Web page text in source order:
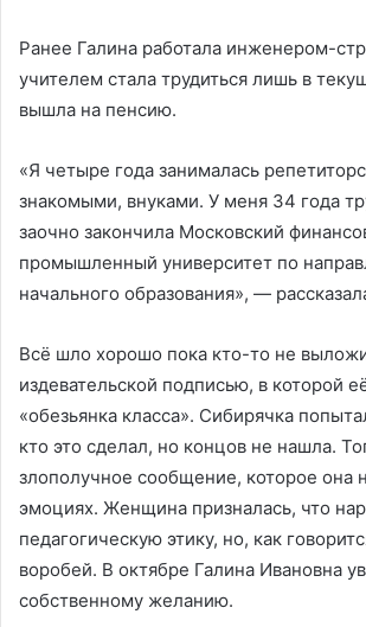
Ранее Галина работала инженером-
учителем стала трудиться лишь в
вышла на пенсию.
«Я четыре года занималась
знакомыми, внуками. У меня 34 года
заочно закончила Московский
промышленный университет по
начального образования», —
Всё шло хорошо пока кто-то не
издевательской подписью, в которой
«обезьянка класса». Сибирячка
кто это сделал, но концов не нашла.
злополучное сообщение, которое она
эмоциях. Женщина призналась, что
педагогическую этику, но, как
воробей. В октябре Галина Ивановна
собственному желанию.